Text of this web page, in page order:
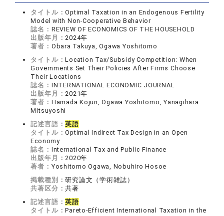
タイトル：Optimal Taxation in an Endogenous Fertility
Model with Non-Cooperative Behavior
誌名： REVIEW OF ECONOMICS OF THE HOUSEHOLD
出版年月：2024年
著者： Obara Takuya, Ogawa Yoshitomo
タイトル：Location Tax/Subsidy Competition: When
Governments Set Their Policies After Firms Choose
Their Locations
誌名： INTERNATIONAL ECONOMIC JOURNAL
出版年月：2021年
著者： Hamada Kojun, Ogawa Yoshitomo, Yanagihara
Mitsuyoshi
記述言語：英語
タイトル：Optimal Indirect Tax Design in an Open
Economy
誌名： International Tax and Public Finance
出版年月：2020年
著者： Yoshitomo Ogawa, Nobuhiro Hosoe
掲載種別：研究論文（学術雑誌）
共著区分：共著
記述言語：英語
タイトル：Pareto-Efficient International Taxation in the